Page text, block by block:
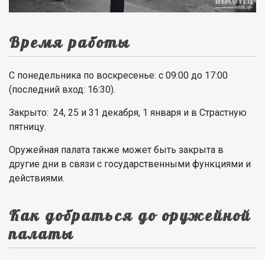
Время работы
С понедельника по воскресенье: с 09:00 до 17:00
(последний вход: 16:30).
Закрыто: 24, 25 и 31 декабря, 1 января и в Страстную
пятницу.
Оружейная палата также может быть закрыта в
другие дни в связи с государственными функциями и
действиями.
Как добраться до оружейной
палаты